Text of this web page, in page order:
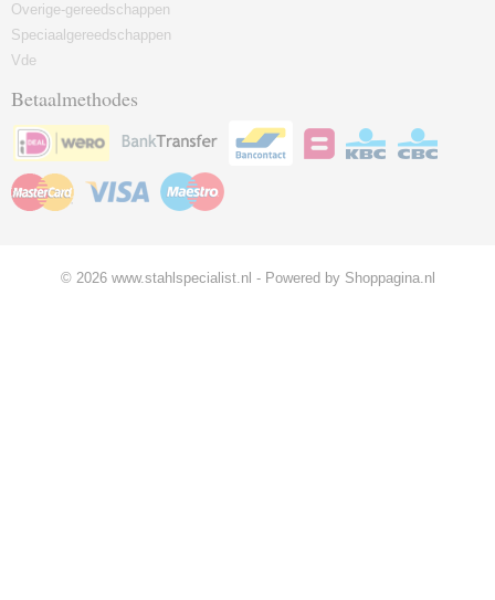
Overige-gereedschappen
Speciaalgereedschappen
Vde
Betaalmethodes
© 2026 www.stahlspecialist.nl - Powered by Shoppagina.nl